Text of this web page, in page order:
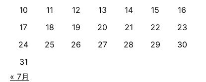
10
11 12 13 14 15
16
17
18 19 20 21 22
23
24
25 26 27 28 29
30
31
« 7月